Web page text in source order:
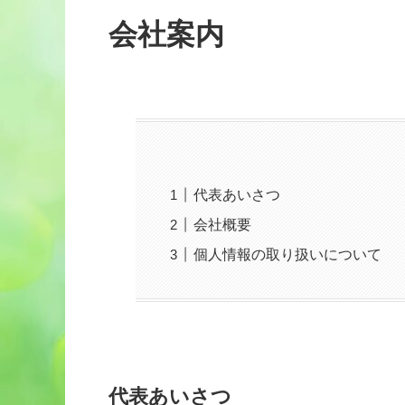
会社案内
代表あいさつ
会社概要
個人情報の取り扱いについて
代表あいさつ